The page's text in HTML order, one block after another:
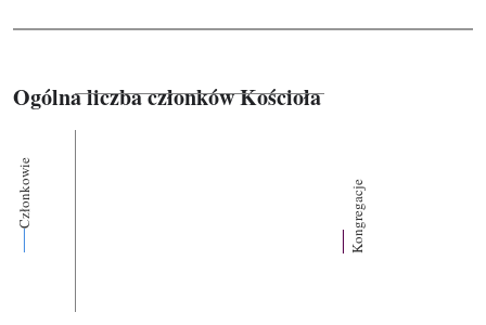
Ogólna liczba członków Kościoła
Członkowie Kongregacje